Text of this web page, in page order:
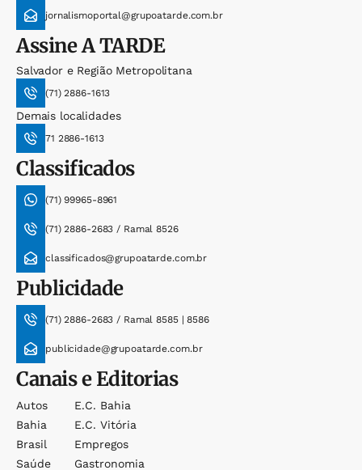
jornalismoportal@grupoatarde.com.br
AssineA TARDE
Salvador e Região Metropolitana
(71) 2886-1613
Demais localidades
71 2886-1613
Classificados
(71) 99965-8961
(71) 2886-2683 / Ramal 8526
classificados@grupoatarde.com.br
Publicidade
(71) 2886-2683 / Ramal 8585 | 8586
publicidade@grupoatarde.com.br
Canais e Editorias
Autos
Bahia
Brasil
Saúde
E.c. Bahia
E.c. Vitória
Empregos
Gastronomia